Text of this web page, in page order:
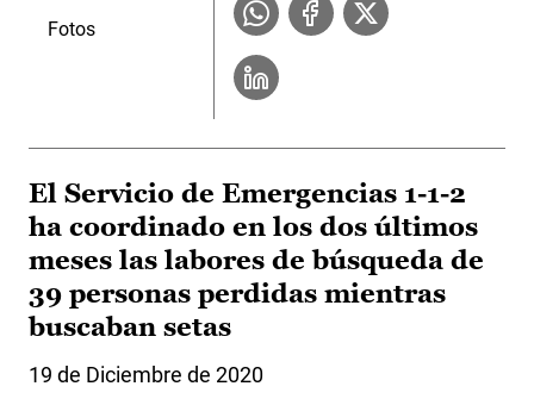
Fotos
El Servicio de Emergencias 1-1-2
ha coordinado en los dos últimos
meses las labores de búsqueda de
39 personas perdidas mientras
buscaban setas
19 de Diciembre de 2020